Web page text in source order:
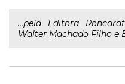
...pela Editora
Walter Machado Filho e